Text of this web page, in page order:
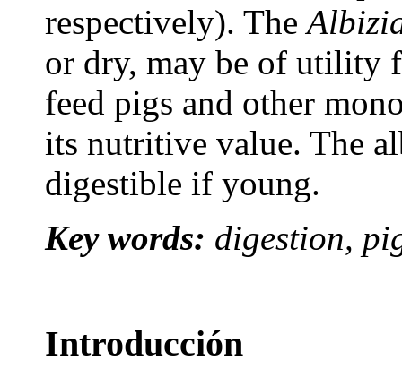
respectively). The
or dry, may be of utility
feed pigs and other
its nutritive value. The
digestible if young.
Key words: digestion,
Introducción